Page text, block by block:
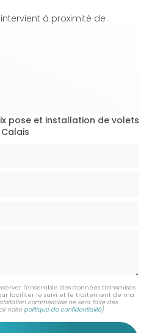
intervient à proximité de :
pose et installation de volets
l'ensemble des données transmises
faciliter le suivi et le traitement de ma
commerciale ne sera faite des
notrepolitique de confidentialité)